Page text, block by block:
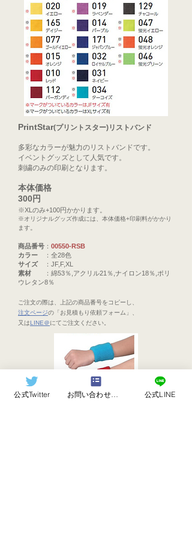
PrintStar(プリントスター)リストバンド
多彩なカラーが魅力のリストバンドです。
イベントグッズとして人気です。
刺繍のみの印刷となります。
本体価格
300円
※XLのみ+100円かかります。
※オリジナルグッズ作成には、本体価格+印刷料がかかり
ます
商品番号 ： 00550-RSB
カラー ：全28色
サイズ：JF,F,XL
素材 ：綿53％,アクリル21％,ナイロン18％,ポリ
ウレタン8％
ご注文の際は、上記の商品番号をコピーし、
注文ページの「お見積もり依頼フォーム」、
又はLINE＠にてご注文ください。
公式Twitter お問い合わせフォーム 公式LINE